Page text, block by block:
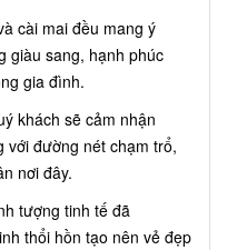
cài mai đều mang ý
giàu sang, hạnh phúc
gia đình.
khách sẽ cảm nhận
với đường nét chạm trổ,
nơi đây.
tượng tinh tế đã
thổi hồn tạo nên vẻ đẹp